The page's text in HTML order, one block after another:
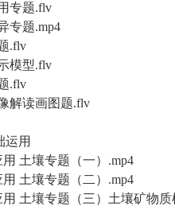
专题.flv
专题.mp4
.flv
模型.flv
.flv
解读画图题.flv
运用
土壤专题（一）.mp4
土壤专题（二）.mp4
土壤专题（三）土壤矿物质